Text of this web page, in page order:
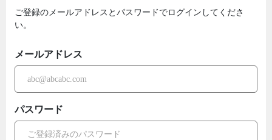
ご登録のメールアドレスとパスワードでログインしてくださ
い。
メールアドレス
パスワード